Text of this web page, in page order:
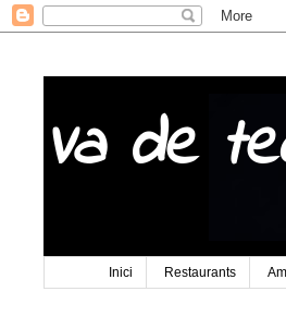
Va de
Inici Restaurants